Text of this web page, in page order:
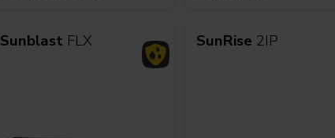
Sunblast FLX SunRise 2IP